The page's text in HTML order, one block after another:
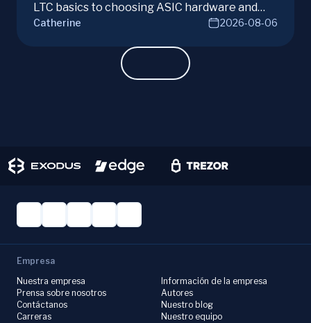
LTC basics to choosing ASIC hardware and
joining mining pools. Optimize your Litecoin
Catherine 2026-08-06
Empresa
Nuestra empresa
Prensa sobre nosotros
Contáctanos
Carreras
Información de la empresa
Autores
Nuestro blog
Nuestro equipo